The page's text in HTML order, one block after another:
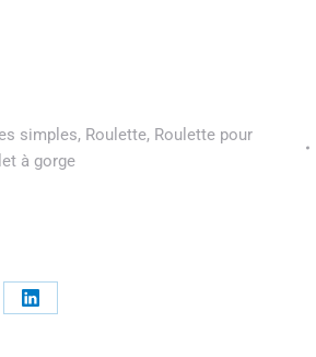
simples, Roulette, Roulette pour
à gorge